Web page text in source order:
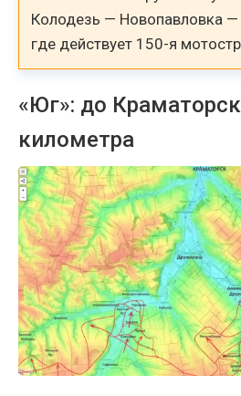
Колодезь — Новопавловка —
где действует 150-я
«Юг»: до
километра